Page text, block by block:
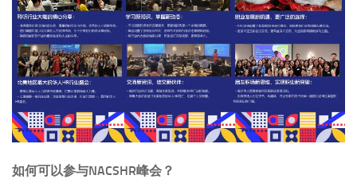
如何可以参与NACSHR峰会？